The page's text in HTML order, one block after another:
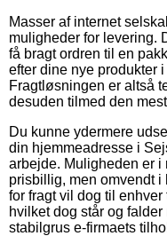
Masser af internet
muligheder for levering.
få bragt ordren til en
efter dine nye produkter
Fragtløsningen er altså
desuden tilmed den
Du kunne ydermere
din hjemmeadresse i
arbejde. Muligheden er
prisbillig, men omvendt
for fragt vil dog til
hvilket dog står og
stabilgrus e-firmaets